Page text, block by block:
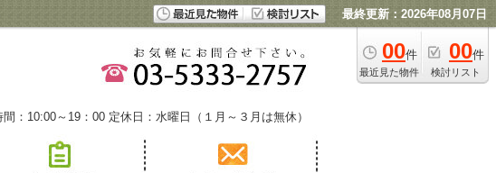
最終更新：2026年08月07日
00件
最近見た物件
00件
検討リスト
間：10:00～19：00 定休日：水曜日（１月～３月は無休）